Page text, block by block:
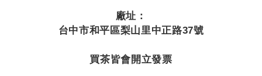
廠址：
台中市和平區梨山里中正路37號
買茶皆會開立發票